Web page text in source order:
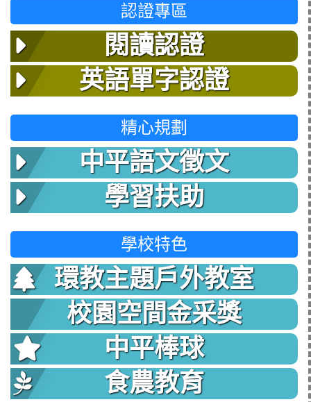
認證專區
閱讀認證
英語單字認證
精心規劃
中平語文徵文
學習扶助
學校特色
環教主題戶外教室
校園空間金采獎
中平棒球
食農教育